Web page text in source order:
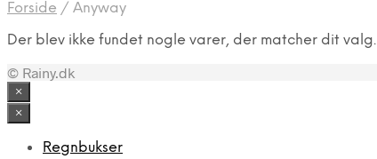
Forside / Anyway
Der blev ikke fundet nogle varer, der matcher dit valg.
© Rainy.dk
×
×
Regnbukser